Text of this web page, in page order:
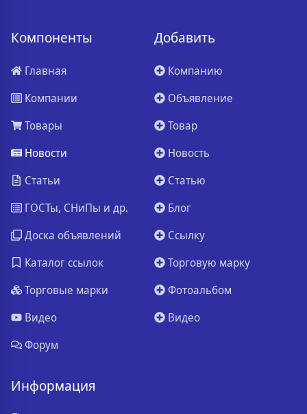
Компоненты
Главная
Компании
Товары
Новости
Статьи
ГОСТы, СНиПы и др.
Доска объявлений
Каталог ссылок
Торговые марки
Видео
Форум
Добавить
Компанию
Объявление
Товар
Новость
Статью
Блог
Ссылку
Торговую марку
Фотоальбом
Видео
Информация